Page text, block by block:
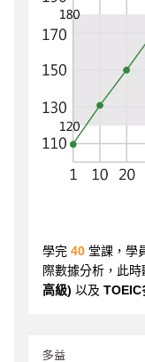
學完 40 堂課，學
際數據分析，此
高級) 以及 TOEIC